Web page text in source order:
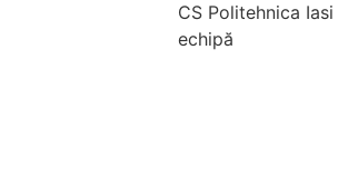
CS Politehnica Iasi
echipă